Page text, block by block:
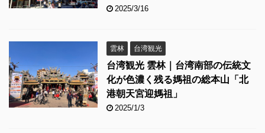
2025/3/16
雲林 台湾観光
台湾観光 雲林｜台湾南部の伝統文
化が色濃く残る媽祖の総本山「北
港朝天宮迎媽祖」
2025/1/3